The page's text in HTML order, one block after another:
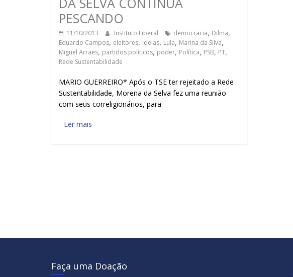
PESCANDO
11/10/2013 Instituto Liberal democracia, Dilma,
Eduardo Campos, eleitores, Ideias, Lula, Marina da Silva,
Miguel Arraes, partidos políticos, poder, Política, PSB, PT,
Rede Sustentabilidade
MARIO GUERREIRO* Após o TSE ter rejeitado a Rede
Sustentabilidade, Morena da Selva fez uma reunião
com seus correligionários, para
Ler mais
Faça uma Doação